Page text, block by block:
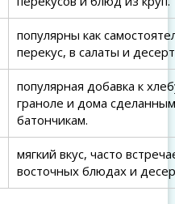
популярны как
перекус, в салаты и
популярная добавка к
граноле и дома сделанным
батончикам.
мягкий вкус, часто
восточных блюдах и